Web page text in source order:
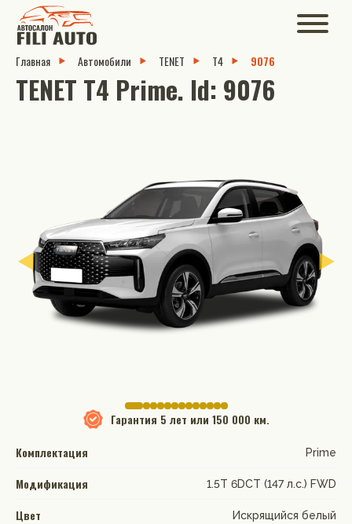
Главная Автомобили TENET T4 9076
TENET T4 Prime. Id: 9076
Гарантия 5 лет или 150 000 км.
Комплектация
Prime
Модификация 1.5T 6DCT (147 л.с.) FWD
Цвет Искрящийся белый